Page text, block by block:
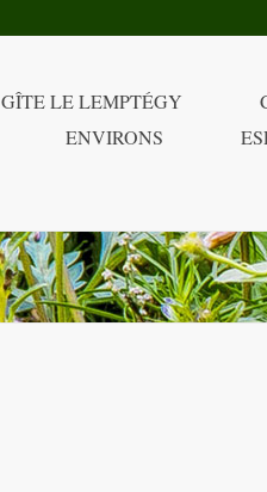
GÎTE LE LEMPTÉGY
ENVIRONS